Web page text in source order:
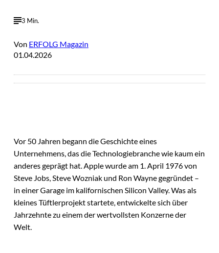
3 Min.
Von ERFOLG Magazin
01.04.2026
Vor 50 Jahren begann die Geschichte eines
Unternehmens, das die Technologiebranche wie kaum ein
anderes geprägt hat. Apple wurde am 1. April 1976 von
Steve Jobs, Steve Wozniak und Ron Wayne gegründet –
in einer Garage im kalifornischen Silicon Valley. Was als
kleines Tüftlerprojekt startete, entwickelte sich über
Jahrzehnte zu einem der wertvollsten Konzerne der
Welt.